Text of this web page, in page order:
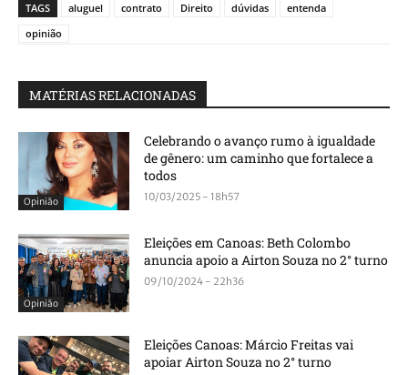
TAGS aluguel contrato Direito dúvidas
entenda
opinião
MATÉRIAS RELACIONADAS
Opinião
Celebrando o avanço rumo à igualdade
de gênero: um caminho que fortalece a
todos
10/03/2025 - 18h57
Opinião
Eleições em Canoas: Beth Colombo
anuncia apoio a Airton Souza no 2° turno
09/10/2024 - 22h36
Eleições Canoas: Márcio Freitas vai
apoiar Airton Souza no 2° turno